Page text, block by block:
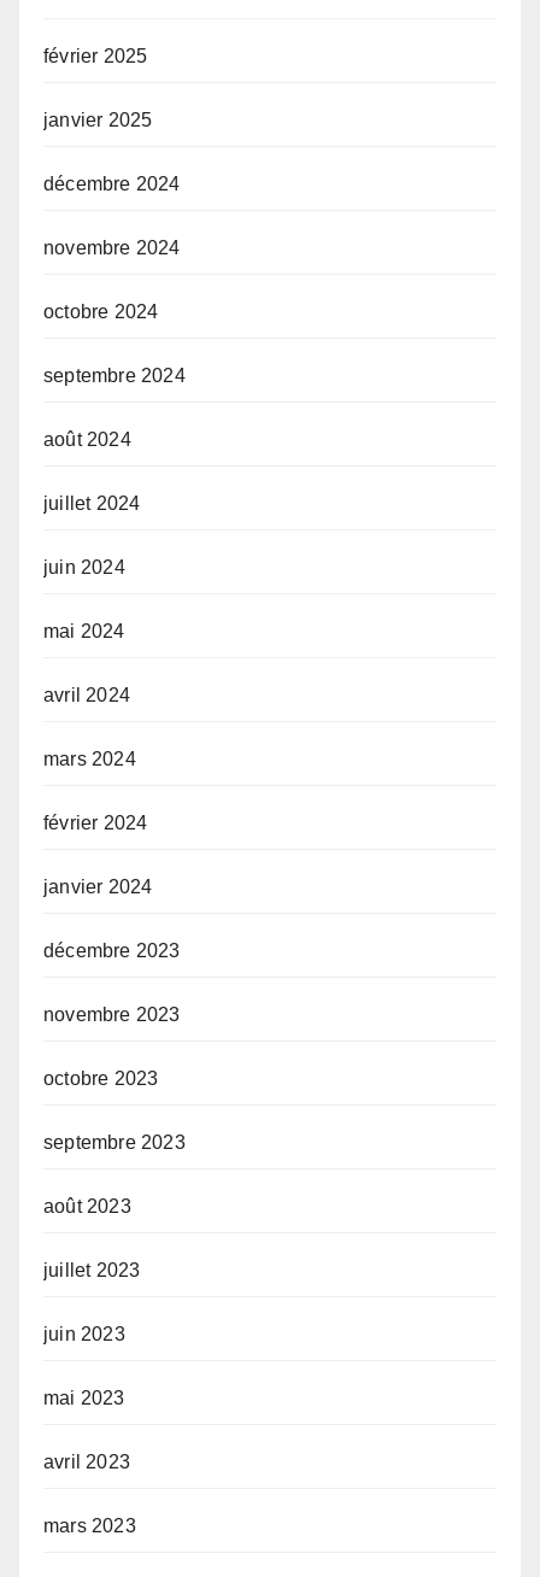
février 2025
janvier 2025
décembre 2024
novembre 2024
octobre 2024
septembre 2024
août 2024
juillet 2024
juin 2024
mai 2024
avril 2024
mars 2024
février 2024
janvier 2024
décembre 2023
novembre 2023
octobre 2023
septembre 2023
août 2023
juillet 2023
juin 2023
mai 2023
avril 2023
mars 2023